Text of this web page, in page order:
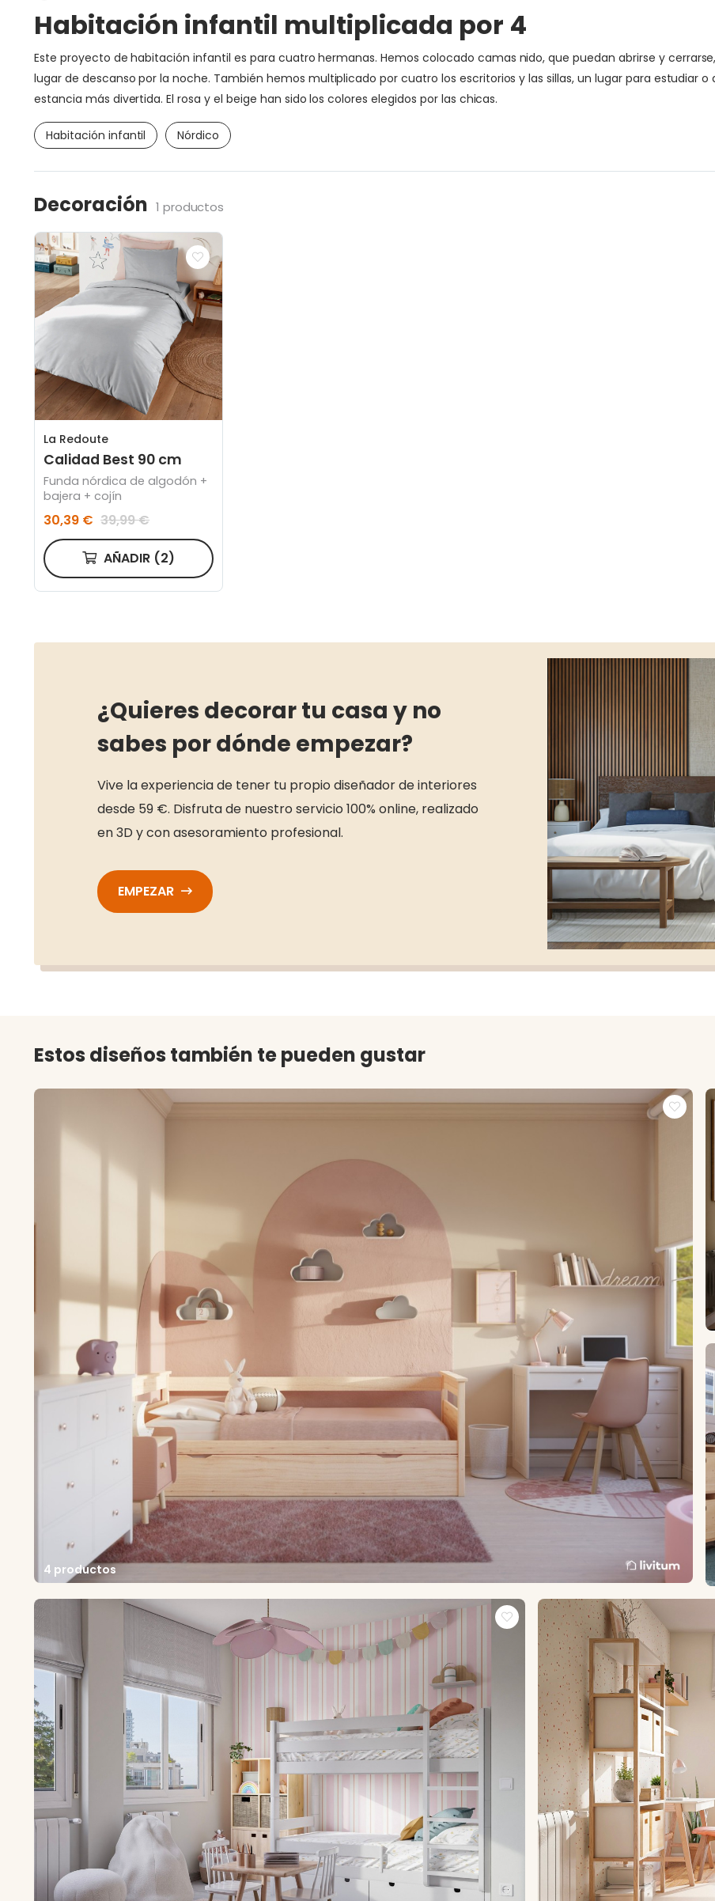
Habitación infantil multiplicada por 4
Este proyecto de habitación infantil es para cuatro hermanas. Hemos colocado camas nido, que puedan abrirse y
lugar de descanso por la noche. También hemos multiplicado por cuatro los escritorios y las sillas, un lugar para estudiar
estancia más divertida. El rosa y el beige han sido los colores elegidos por las chicas.
Habitación infantil Nórdico
Decoración 1 productos
La Redoute
Calidad Best 90 cm
Funda nórdica de algodón +
bajera + cojín
30,39 € 39,99 €
AÑADIR (2)
¿Quieres decorar tu casa y no
sabes por dónde empezar?
Vive la experiencia de tener tu propio diseñador de interiores
desde 59 €. Disfruta de nuestro servicio 100% online, realizado
en 3D y con asesoramiento profesional.
EMPEZAR
Estos diseños también te pueden gustar
4 productos